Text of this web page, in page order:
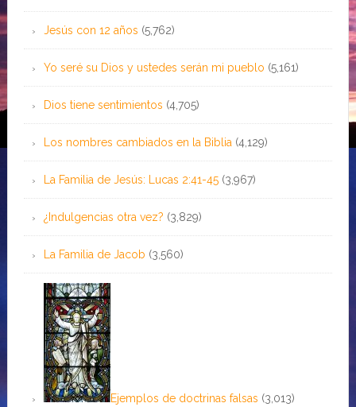
Jesús con 12 años (5,762)
Yo seré su Dios y ustedes serán mi pueblo (5,161)
Dios tiene sentimientos (4,705)
Los nombres cambiados en la Biblia (4,129)
La Familia de Jesús: Lucas 2:41-45 (3,967)
¿Indulgencias otra vez? (3,829)
La Familia de Jacob (3,560)
Ejemplos de doctrinas falsas (3,013)